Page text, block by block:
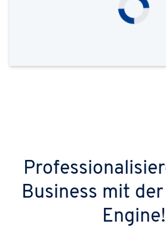
Business mit
Engine!